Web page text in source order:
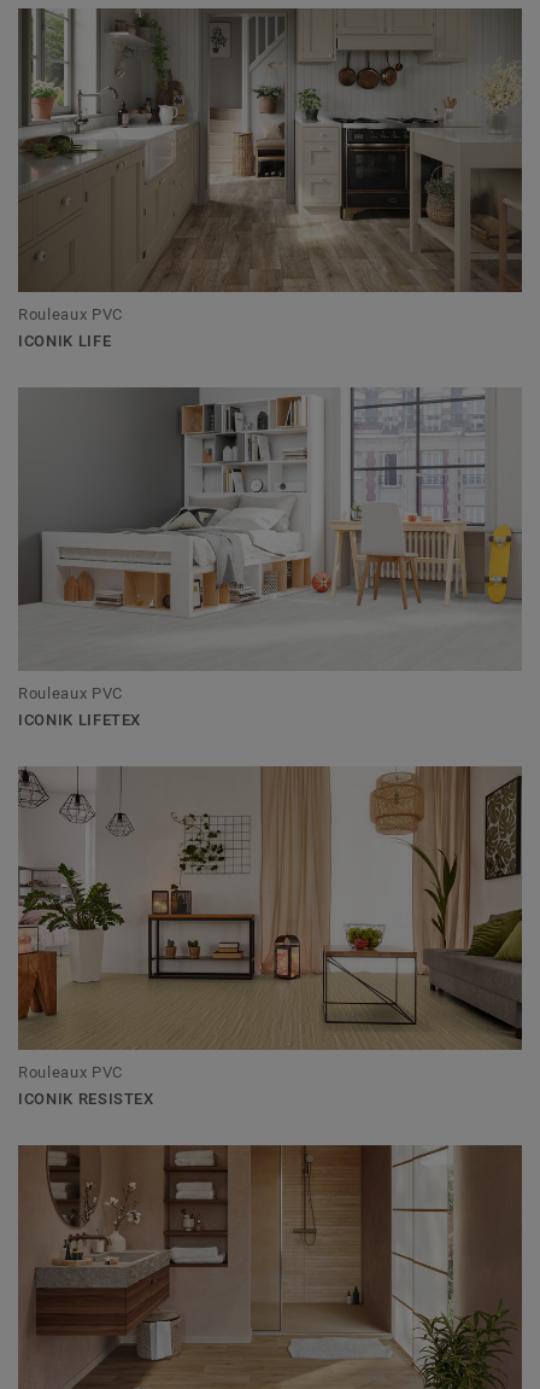
Rouleaux PVC
ICONIK LIFE
Rouleaux PVC
ICONIK LIFETEX
Rouleaux PVC
ICONIK RESISTEX